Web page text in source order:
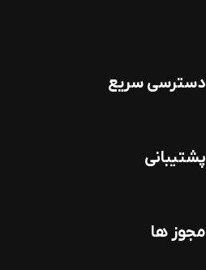
دسترسی سریع
پشتیبانی
مجوز ها